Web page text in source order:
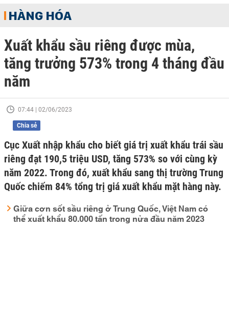
HÀNG HÓA
Xuất khẩu sầu riêng được mùa,
tăng trưởng 573% trong 4 tháng đầu
năm
07:44 | 02/06/2023
Chia sẻ
Cục Xuất nhập khẩu cho biết giá trị xuất khẩu trái sầu
riêng đạt 190,5 triệu USD, tăng 573% so với cùng kỳ
năm 2022. Trong đó, xuất khẩu sang thị trường Trung
Quốc chiếm 84% tổng trị giá xuất khẩu mặt hàng này.
Giữa cơn sốt sầu riêng ở Trung Quốc, Việt Nam có
thể xuất khẩu 80.000 tấn trong nửa đầu năm 2023